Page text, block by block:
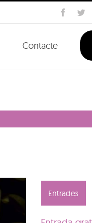
Contacte
Entrades